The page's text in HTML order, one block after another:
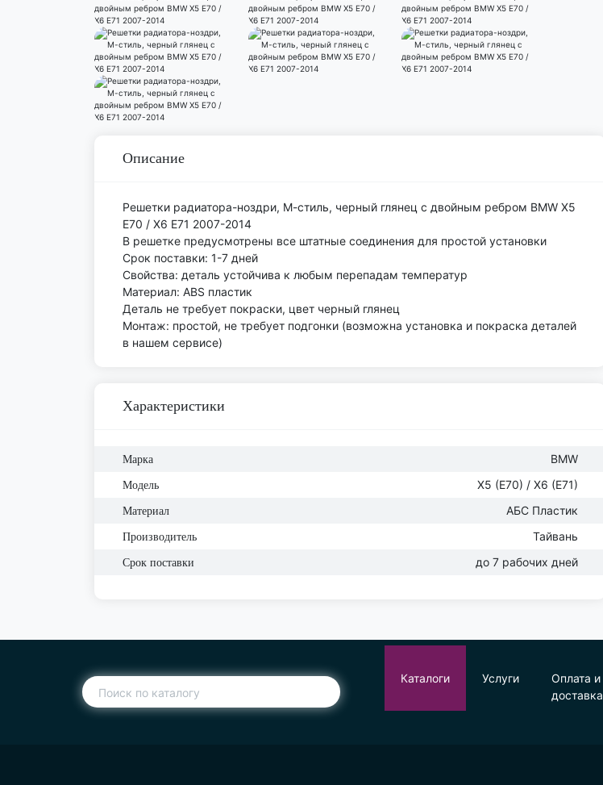
Описание
Решетки радиатора-ноздри, М-стиль, черный глянец с двойным ребром BMW X5
E70 / X6 E71 2007-2014
В решетке предусмотрены все штатные соединения для простой установки
Срок поставки: 1-7 дней
Свойства: деталь устойчива к любым перепадам температур
Материал: ABS пластик
Деталь не требует покраски, цвет черный глянец
Монтаж: простой, не требует подгонки (возможна установка и покраска деталей
в нашем сервисе)
Характеристики
Марка BMW
Модель X5 (E70) / X6 (E71)
Материал АБС Пластик
Производитель Тайвань
Срок поставки до 7 рабочих дней
Каталоги Услуги
Оплата и
доставка